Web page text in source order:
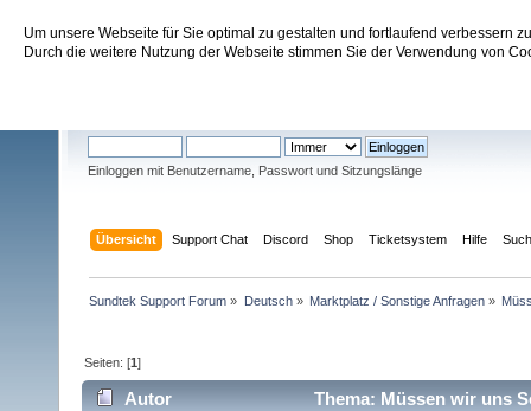
Um unsere Webseite für Sie optimal zu gestalten und fortlaufend verbessern
Durch die weitere Nutzung der Webseite stimmen Sie der Verwendung von
Sundtek Support Forum
Einloggen mit Benutzername, Passwort und Sitzungslänge
Übersicht Support Chat Discord Shop Ticketsystem Hilfe
Sundtek Support Forum » Deutsch» Marktplatz / Sonstige Anfragen»
Seiten: [1]
Autor Thema: Müssen wir uns